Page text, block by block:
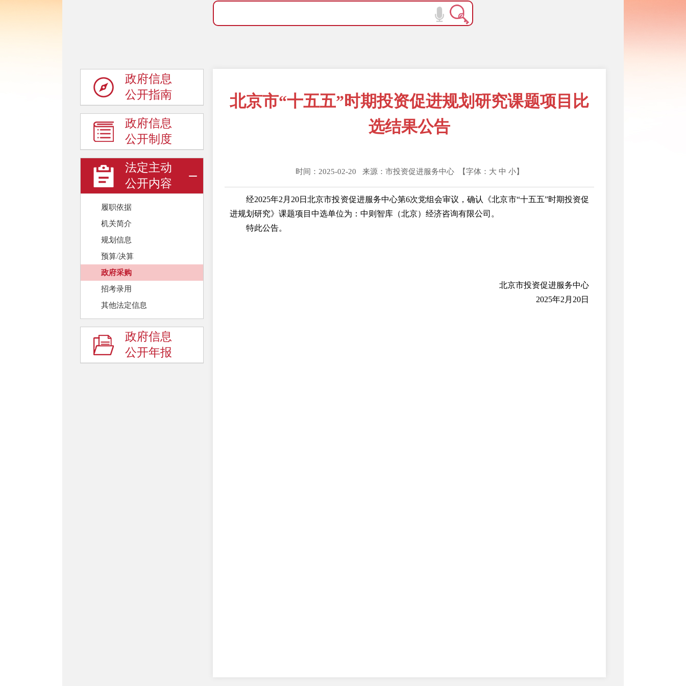
政府信息
公开指南
政府信息
公开制度
法定主动
公开内容
履职依据
机关简介
规划信息
预算/决算
政府采购
招考录用
其他法定信息
政府信息
公开年报
北京市“十五五”时期投资促进规划研究课题项目比
选结果公告
时间：2025-02-20 来源：市投资促进服务中心 【字体： 大 中 小】
经2025年2月20日北京市投资促进服务中心第6次党组会审议，确认《北京市“十五五”时期投资促
进规划研究》课题项目中选单位为：中则智库（北京）经济咨询有限公司。
特此公告。
北京市投资促进服务中心
2025年2月20日